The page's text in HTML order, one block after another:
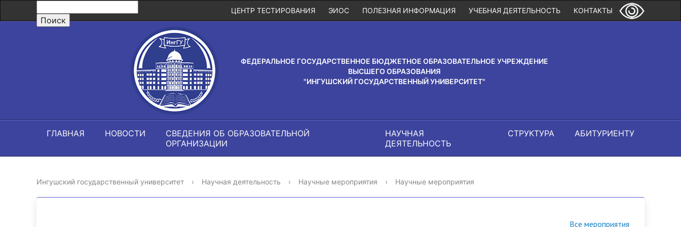
КОНТАКТЫ
УЧЕБНАЯ ДЕЯТЕЛЬНОСТЬ
ПОЛЕЗНАЯ ИНФОРМАЦИЯ
ЭИОС
ЦЕНТР ТЕСТИРОВАНИЯ
ФЕДЕРАЛЬНОЕ ГОСУДАРСТВЕННОЕ БЮДЖЕТНОЕ ОБРАЗОВАТЕЛЬНОЕ УЧРЕЖДЕНИЕ
ВЫСШЕГО ОБРАЗОВАНИЯ
"ИНГУШСКИЙ ГОСУДАРСТВЕННЫЙ УНИВЕРСИТЕТ"
ГЛАВНАЯ НОВОСТИ
СВЕДЕНИЯ ОБ ОБРАЗОВАТЕЛЬНОЙ
ОРГАНИЗАЦИИ
НАУЧНАЯ
ДЕЯТЕЛЬНОСТЬ
СТРУКТУРА АБИТУРИЕНТУ
Ингушский государственный университет › Научная деятельность › Научные мероприятия › Научные мероприятия
Все мероприятия